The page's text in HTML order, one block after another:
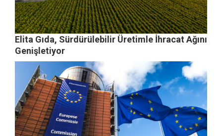
Elita Gıda, Sürdürülebilir Üretimle İhracat Ağını
Genişletiyor